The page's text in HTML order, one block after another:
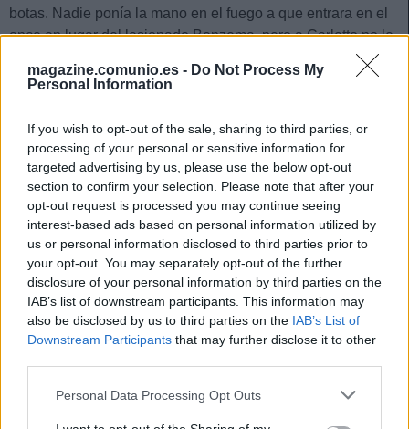
magazine.comunio.es - Do Not Process My
Personal Information
If you wish to opt-out of the sale, sharing to third parties, or
processing of your personal or sensitive information for
targeted advertising by us, please use the below opt-out
section to confirm your selection. Please note that after your
opt-out request is processed you may continue seeing
interest-based ads based on personal information utilized by
us or personal information disclosed to third parties prior to
your opt-out. You may separately opt-out of the further
disclosure of your personal information by third parties on the
IAB’s list of downstream participants. This information may
also be disclosed by us to third parties on the IAB’s List of
Downstream Participants that may further disclose it to other
Please note that this website/app uses one or more Google
Personal Data Processing Opt Outs
botas. Nadie ponía la mano en el fuego a que entrara en el
once en lugar del lesionado Benzema, pero a Carletto no le
tembló el pulso y lo puso en la punta de ataque junto a
Asensio y Vini.
participativo en el juego, pero tuvo varias ocasiones para
adelantar a los suyos en el marcador. En el minuto 75 fue
sustituido y sus fallos de cara a puerta le permitieron logran
un pírrico punto Comunio. El galés está contando más para
Ancelotti (jugó contra el PSG), pero tras la vuelta de
Benzema, tendrá muy complicado ser titular.
Sancionados de la jornada 25: ¿Quiénes sustituirán a
Hasta once jugadores están
Felipe y Soldado no podrán jugar